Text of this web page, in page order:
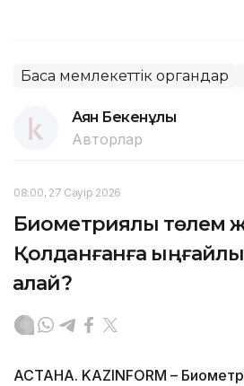
Басқа мемлекеттік органдар
Аян Бекенұлы
Авторлар
08:00, 27 Сәуір 2026
Биометриялық төлем
Қолданғанға
қалай?
АСТАНА. KAZINFORM –